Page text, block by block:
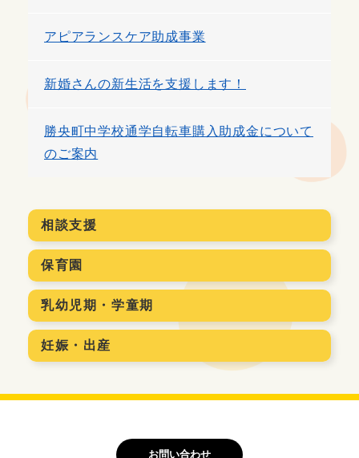
アピアランスケア助成事業
新婚さんの新生活を支援します！
勝央町中学校通学自転車購入助成金について
のご案内
相談支援
保育園
乳幼児期・学童期
妊娠・出産
お問い合わせ